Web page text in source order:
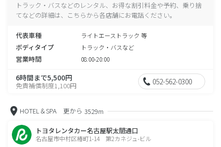
トラック・バスなどのレンタル、お得な割引料金や予約、乗り捨
てなどの詳細は、こちらから各店舗にお電話ください。
代表車種 ライトエーストラック 等
ボディタイプ トラック・バスなど
営業時間 08:00-20:00
6時間まで5,500円
免責補償制度1,100円 052-562-0300
HOTEL＆SPA 更から 3529m
トヨタレンタカー名古屋駅太閤通口
名古屋市中村区椿町1-14 第2カネジュ-ビル